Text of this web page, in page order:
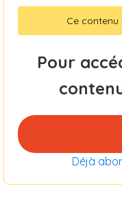
Ce contenu
Pour
Déjà